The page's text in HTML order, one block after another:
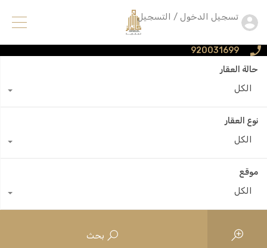
920031699
تسجيل الدخول / التسجيل
حالة العقار
الكل
نوع العقار
الكل
موقع
الكل
بحث